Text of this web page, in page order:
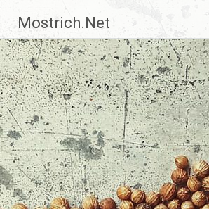
Inhalt
springen
Mostrich.Net